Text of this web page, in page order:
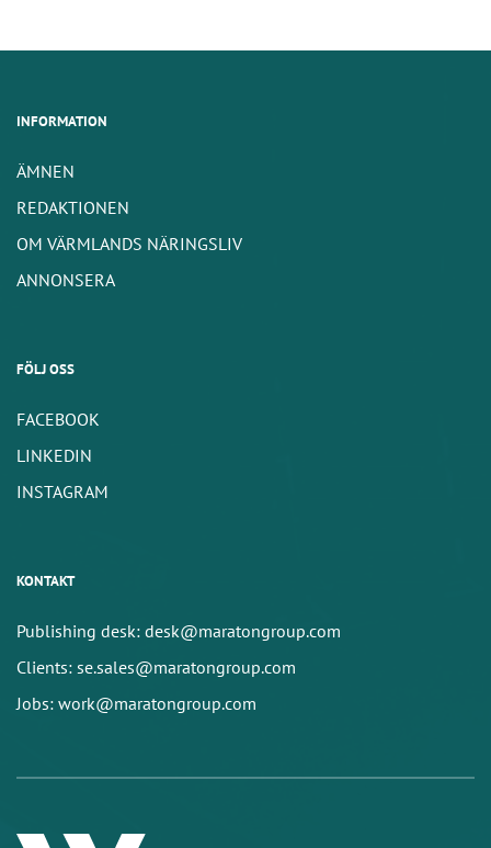
INFORMATION
ÄMNEN
REDAKTIONEN
OM VÄRMLANDS NÄRINGSLIV
ANNONSERA
FÖLJ OSS
FACEBOOK
LINKEDIN
INSTAGRAM
KONTAKT
Publishing desk: desk@maratongroup.com
Clients: se.sales@maratongroup.com
Jobs: work@maratongroup.com